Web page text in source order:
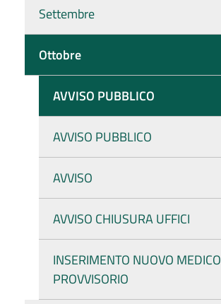
Settembre
Ottobre
AVVISO PUBBLICO
AVVISO PUBBLICO
AVVISO
AVVISO CHIUSURA UFFICI
INSERIMENTO NUOVO MEDICO
PROVVISORIO